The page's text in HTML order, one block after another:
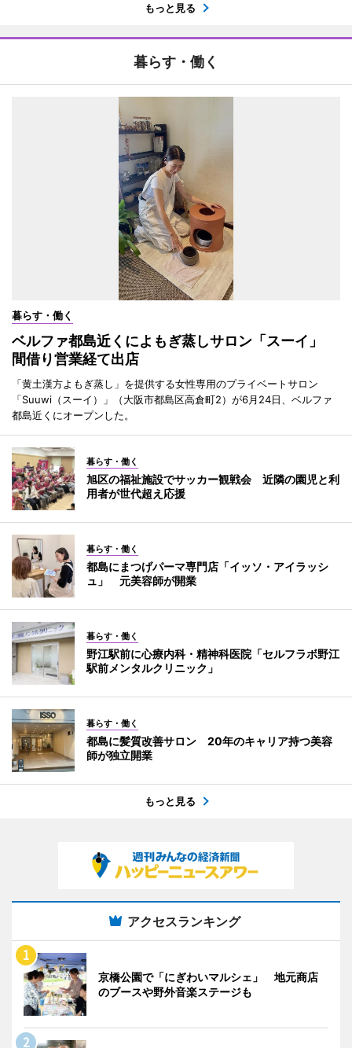
もっと見る
暮らす・働く
暮らす・働く
ベルファ都島近くによもぎ蒸しサロン「スーイ」
間借り営業経て出店
「黄土漢方よもぎ蒸し」を提供する女性専用のプライベートサロン
「Suuwi（スーイ）」（大阪市都島区高倉町2）が6月24日、ベルファ
都島近くにオープンした。
暮らす・働く
旭区の福祉施設でサッカー観戦会 近隣の園児と利
用者が世代超え応援
暮らす・働く
都島にまつげパーマ専門店「イッソ・アイラッシ
ュ」 元美容師が開業
暮らす・働く
野江駅前に心療内科・精神科医院「セルフラボ野江
駅前メンタルクリニック」
暮らす・働く
都島に髪質改善サロン 20年のキャリア持つ美容
師が独立開業
もっと見る
アクセスランキング
京橋公園で「にぎわいマルシェ」 地元商店
のブースや野外音楽ステージも